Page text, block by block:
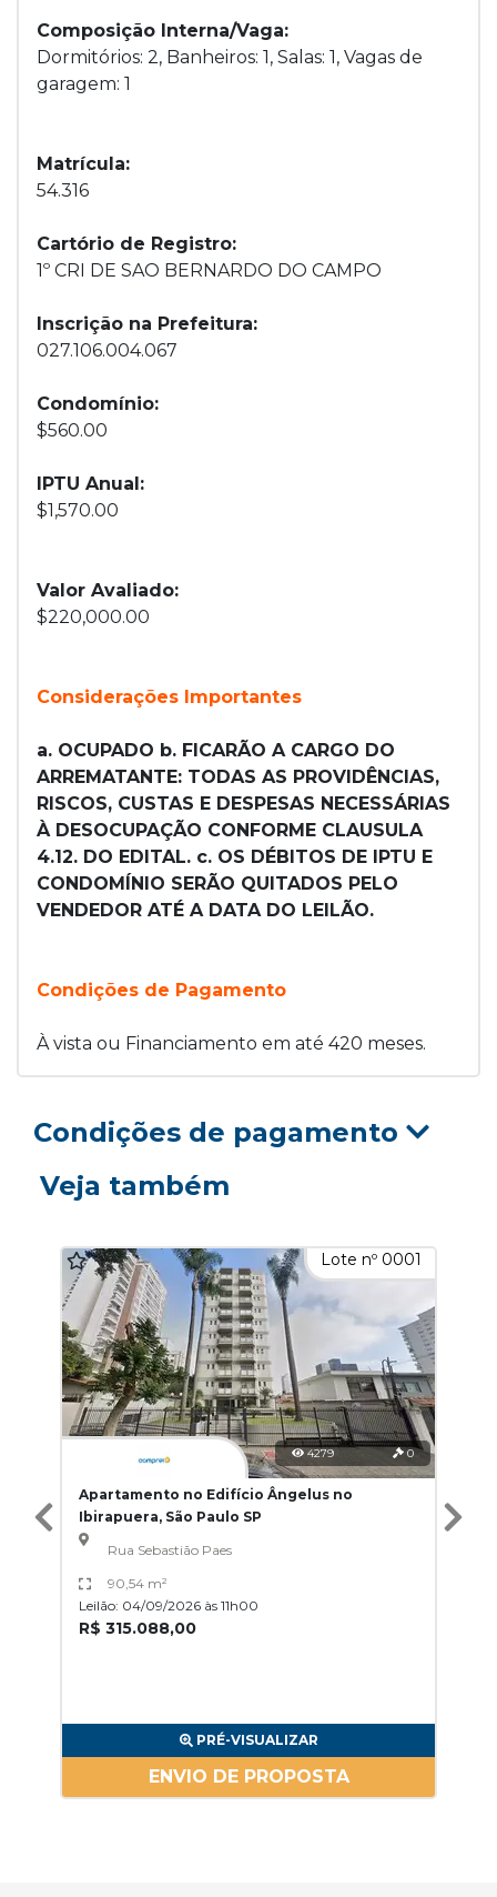
Composição Interna/Vaga:
Dormitórios: 2, Banheiros: 1, Salas: 1, Vagas de
garagem: 1
Matrícula:
54.316
Cartório de Registro:
1º CRI DE SAO BERNARDO DO CAMPO
Inscrição na Prefeitura:
027.106.004.067
Condomínio:
$560.00
IPTU Anual:
$1,570.00
Valor Avaliado:
$220,000.00
Considerações Importantes
a. OCUPADO b. FICARÃO A CARGO DO
ARREMATANTE: TODAS AS PROVIDÊNCIAS,
RISCOS, CUSTAS E DESPESAS NECESSÁRIAS
À DESOCUPAÇÃO CONFORME CLAUSULA
4.12. DO EDITAL. c. OS DÉBITOS DE IPTU E
CONDOMÍNIO SERÃO QUITADOS PELO
VENDEDOR ATÉ A DATA DO LEILÃO.
Condições de Pagamento
À vista ou Financiamento em até 420 meses.
Condições de pagamento
Veja também
Lote nº 0001
4279 0
Apartamento no Edifício Ângelus no
Ibirapuera, São Paulo SP
Rua Sebastião Paes
90,54 m²
Leilão: 04/09/2026 às 11h00
R$ 315.088,00
PRÉ-VISUALIZAR
ENVIO DE PROPOSTA